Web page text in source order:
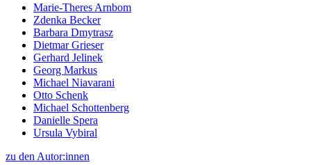
Marie-Theres Arnbom
Zdenka Becker
Barbara Dmytrasz
Dietmar Grieser
Gerhard Jelinek
Georg Markus
Michael Niavarani
Otto Schenk
Michael Schottenberg
Danielle Spera
Ursula Vybiral
zu den Autor:innen